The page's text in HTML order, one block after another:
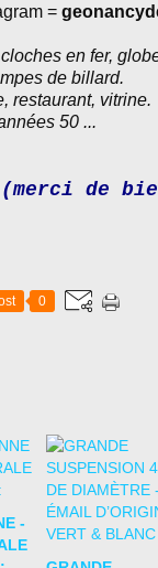
=
en fer,
de billard.
restaurant, vitrine.
50 ...
(merci de
0
-